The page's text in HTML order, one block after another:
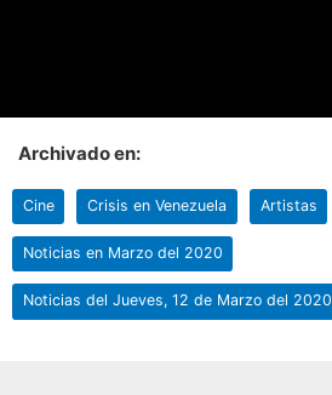
Archivado en:
Cine Crisis en Venezuela Artistas
Noticias en Marzo del 2020
Noticias del Jueves, 12 de Marzo del 2020